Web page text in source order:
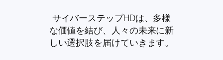
サイバーステップHDは、多様
な価値を結び、人々の未来に新
しい選択肢を届けていきます。